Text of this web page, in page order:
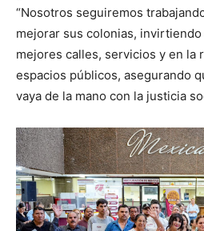
“Nosotros seguiremos
mejorar sus colonias,
mejores calles, servicios y en la
espacios públicos, asegurando
vaya de la mano con la justicia